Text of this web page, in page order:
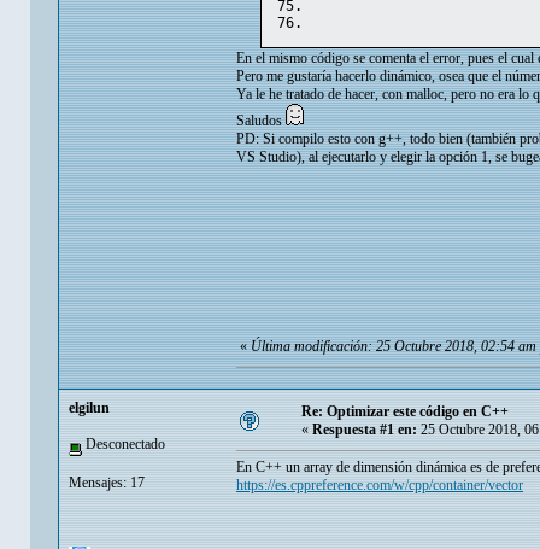
En el mismo código se comenta el error, pues el
Pero me gustaría hacerlo dinámico, osea que el
Ya le he tratado de hacer, con malloc, pero no era lo
Saludos
PD: Si compilo esto con g++, todo bien (también
VS Studio), al ejecutarlo y elegir la opción 1, se
«Última modificación: 25 Octubre 2018, 02:54 am
elgilun
Desconectado
Mensajes: 17
Re: Optimizar este código en C++
« Respuesta #1 en: 25 Octubre 2018,
En C++ un array de dimensión dinámica es de
https://es.cppreference.com/w/cpp/container/vector